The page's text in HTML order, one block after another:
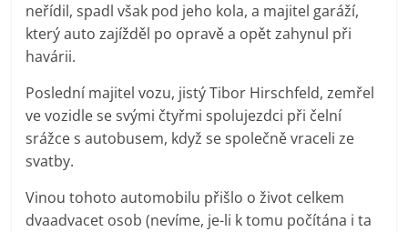
neřídil, spadl však pod jeho kola, a majitel garáží,
který auto zajížděl po opravě a opět zahynul při
havárii.
Poslední majitel vozu, jistý Tibor Hirschfeld, zemřel
ve vozidle se svými čtyřmi spolujezdci při čelní
srážce s autobusem, když se společně vraceli ze
svatby.
Vinou tohoto automobilu přišlo o život celkem
dvaadvacet osob (nevíme, je-li k tomu počítána i ta